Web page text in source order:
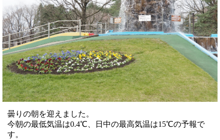
曇りの朝を迎えました。
今朝の最低気温は0.4℃、日中の最高気温は15℃の予報で
す。